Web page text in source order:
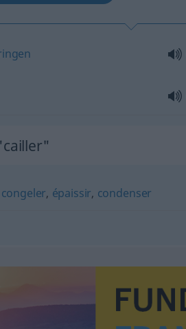
congeler, épaissir, condenser